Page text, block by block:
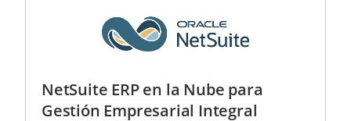
NetSuite ERP en la Nube para
Gestión Empresarial Integral